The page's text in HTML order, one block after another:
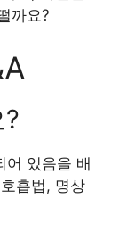
까요?
어 있음을 배
흡법, 명상